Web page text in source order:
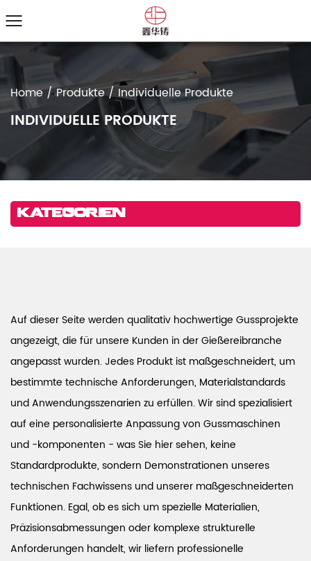
Home/Produkte/Individuelle Produkte
INDIVIDUELLE PRODUKTE
Kategorien
Auf dieser Seite werden qualitativ hochwertige Gussprojekte
angezeigt, die für unsere Kunden in der Gießereibranche
angepasst wurden. Jedes Produkt ist maßgeschneidert, um
bestimmte technische Anforderungen, Materialstandards
und Anwendungsszenarien zu erfüllen. Wir sind spezialisiert
auf eine personalisierte Anpassung von Gussmaschinen
und -komponenten - was Sie hier sehen, keine
Standardprodukte, sondern Demonstrationen unseres
technischen Fachwissens und unserer maßgeschneiderten
Funktionen. Egal, ob es sich um spezielle Materialien,
Präzisionsabmessungen oder komplexe strukturelle
Anforderungen handelt, wir liefern professionelle